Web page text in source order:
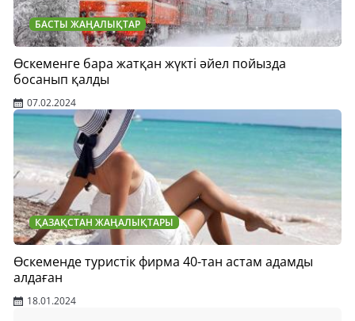
БАСТЫ ЖАҢАЛЫҚТАР
Өскеменге бара жатқан жүкті әйел пойызда
босанып қалды
07.02.2024
ҚАЗАҚСТАН ЖАҢАЛЫҚТАРЫ
Өскеменде туристік фирма 40-тан астам адамды
алдаған
18.01.2024